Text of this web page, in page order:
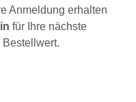
Anmeldung erhalten
für Ihre nächste